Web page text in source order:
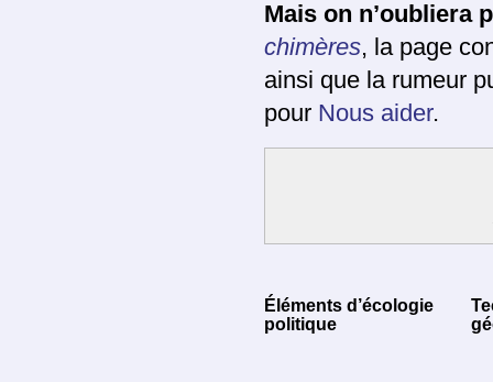
Mais on n’oubliera
chimères, la page
ainsi que la rumeur
pour Nous aider.
Éléments d’écologie
politique